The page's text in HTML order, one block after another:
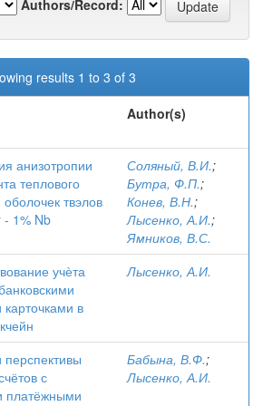
Authors/Record:
results 1 to 3 of 3
Author(s)
анизотропии
теплового
твэлов
- 1% Nb
Соляный, В.И.;
Бутра, Ф.П.;
Конев, В.Н.;
Лысенко, А.И.;
Ямников, В.С.
учѐта
в
Лысенко, А.И.
с
платёжными
Бабына, В.Ф.;
Лысенко, А.И.